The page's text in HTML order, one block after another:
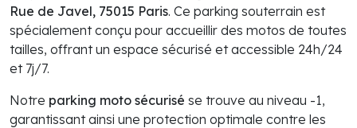
Rue de Javel, 75015 Paris. Ce parking souterrain est
spécialement conçu pour accueillir des motos de toutes
tailles, offrant un espace sécurisé et accessible 24h/24
et 7j/7.
Notre parking moto sécurisé se trouve au niveau -1,
garantissant ainsi une protection optimale contre les